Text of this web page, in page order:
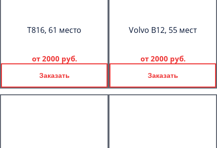
T816, 61 место
от 2000 руб.
Заказать
Volvo B12, 55 мест
от 2000 руб.
Заказать